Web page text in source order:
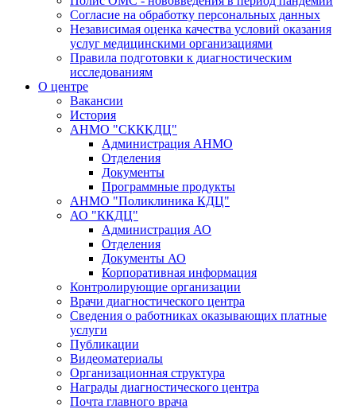
Согласие на обработку персональных данных
Независимая оценка качества условий оказания
услуг медицинскими организациями
Правила подготовки к диагностическим
исследованиям
О центре
Вакансии
История
АНМО "СКККДЦ"
Администрация АНМО
Отделения
Документы
Программные продукты
АНМО "Поликлиника КДЦ"
АО "ККДЦ"
Администрация АО
Отделения
Документы АО
Корпоративная информация
Контролирующие организации
Врачи диагностического центра
Сведения о работниках оказывающих платные
услуги
Публикации
Видеоматериалы
Организационная структура
Награды диагностического центра
Почта главного врача